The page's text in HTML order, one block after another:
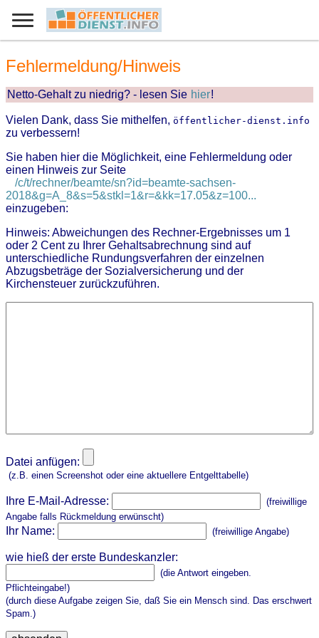
Fehlermeldung/Hinweis
Netto-Gehalt zu niedrig? - lesen Sie hier!
Vielen Dank, dass Sie mithelfen, öffentlicher-dienst.info
zu verbessern!
Sie haben hier die Möglichkeit, eine Fehlermeldung oder
einen Hinweis zur Seite
/c/t/rechner/beamte/sn?id=beamte-sachsen-
2018&g=A_8&s=5&stkl=1&r=&kk=17.05&z=100...
einzugeben:
Hinweis: Abweichungen des Rechner-Ergebnisses um 1
oder 2 Cent zu Ihrer Gehaltsabrechnung sind auf
unterschiedliche Rundungsverfahren der einzelnen
Abzugsbeträge der Sozialversicherung und der
Kirchensteuer zurückzuführen.
Datei anfügen:
(z.B. einen Screenshot oder eine aktuellere Entgelttabelle)
Ihre E-Mail-Adresse:
(freiwillige
Angabe falls Rückmeldung erwünscht)
Ihr Name: (freiwillige Angabe)
wie hieß der erste Bundeskanzler:
(die Antwort eingeben.
Pflichteingabe!)
(durch diese Aufgabe zeigen Sie, daß Sie ein Mensch sind. Das erschwert
Spam.)